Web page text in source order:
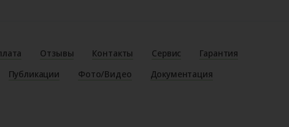
Отзывы Контакты Сервис
Гарантия
Публикации Фото/Видео
Документация